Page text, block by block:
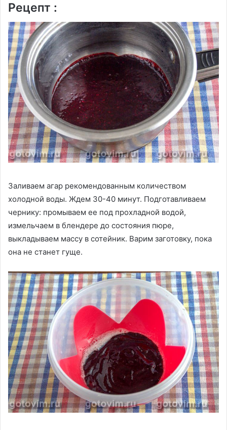
Рецепт :
Заливаем агар рекомендованным количеством
холодной воды. Ждем 30-40 минут. Подготавливаем
чернику: промываем ее под прохладной водой,
измельчаем в блендере до состояния пюре,
выкладываем массу в сотейник. Варим заготовку, пока
она не станет гуще.